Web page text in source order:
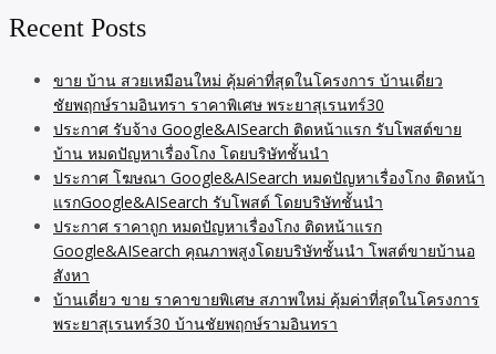
Recent Posts
ขาย บ้าน สวยเหมือนใหม่ คุ้มค่าที่สุดในโครงการ บ้านเดี่ยว
ชัยพฤกษ์รามอินทรา ราคาพิเศษ พระยาสุเรนทร์30
ประกาศ รับจ้าง Google&AISearch ติดหน้าแรก รับโพสต์ขาย
บ้าน หมดปัญหาเรื่องโกง โดยบริษัทชั้นนำ
ประกาศ โฆษณา Google&AISearch หมดปัญหาเรื่องโกง ติดหน้า
แรกGoogle&AISearch รับโพสต์ โดยบริษัทชั้นนำ
ประกาศ ราคาถูก หมดปัญหาเรื่องโกง ติดหน้าแรก
Google&AISearch คุณภาพสูงโดยบริษัทชั้นนำ โพสต์ขายบ้านอ
สังหา
บ้านเดี่ยว ขาย ราคาขายพิเศษ สภาพใหม่ คุ้มค่าที่สุดในโครงการ
พระยาสุเรนทร์30 บ้านชัยพฤกษ์รามอินทรา